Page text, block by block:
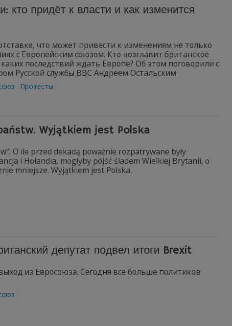
кто придёт к власти и как изменится
что может привести к изменениям не только
с Европейским союзом. Кто возглавит британское
последствий ждать Европе? Об этом поговорили с
Русской службы BBC Андреем Остальским
Протесты
Wyjątkiem jest Polska
O ile przed dekadą poważnie rozpatrywane były
i Holandia, mogłyby pójść śladem Wielkiej Brytanii, o
mniejsze. Wyjątkiem jest Polska.
депутат подвел итоги Brexit
из Евросоюза. Сегодня все больше политиков